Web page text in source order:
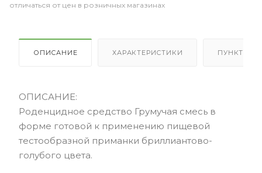
отличаться от цен в розничных магазинах
ОПИСАНИЕ ХАРАКТЕРИСТИКИ ПУНКТЫ
ОПИСАНИЕ:
Роденцидное средство Грумучая смесь в
форме готовой к применению пищевой
тестообразной приманки бриллиантово-
голубого цвета.